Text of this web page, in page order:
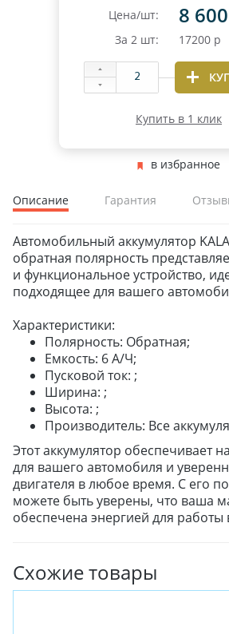
Цена/шт: 8
За 2 шт: 17200 р
Купить в 1 клик
в избранное
Описание Гарантия
Автомобильный аккумулятор
обратная полярность
и функциональное устройство,
подходящее для вашего
Характеристики:
Полярность: Обратная;
Емкость: 6 А/Ч;
Пусковой ток: ;
Ширина: ;
Высота: ;
Производитель: Все
Этот аккумулятор обеспечивает
для вашего автомобиля и
двигателя в любое время. С его
можете быть уверены, что ваша
обеспечена энергией для работы
Схожие товары